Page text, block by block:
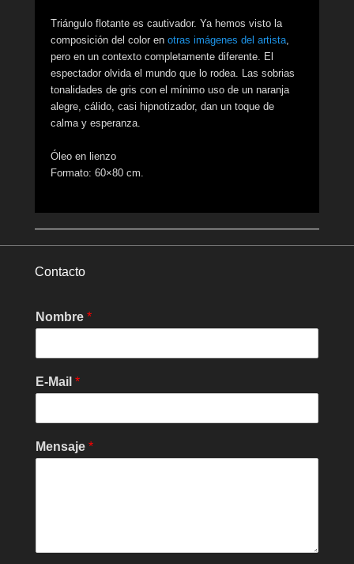
Triángulo flotante es cautivador. Ya hemos visto la
composición del color en otras imágenes del artista,
pero en un contexto completamente diferente. El
espectador olvida el mundo que lo rodea. Las sobrias
tonalidades de gris con el mínimo uso de un naranja
alegre, cálido, casi hipnotizador, dan un toque de
calma y esperanza.
Óleo en lienzo
Formato: 60×80 cm.
Contacto
Nombre *
E-Mail *
Mensaje *